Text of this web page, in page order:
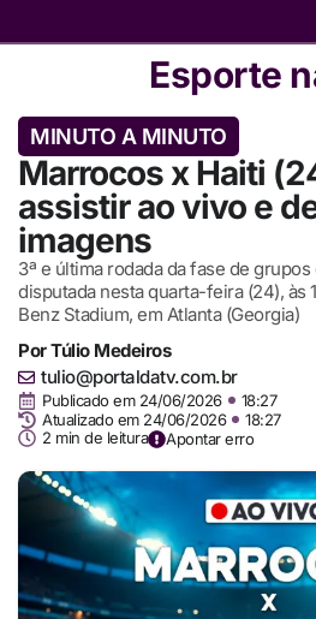
Esporte
MINUTO A MINUTO
Marrocos x Haiti
assistir ao vivo e
imagens
3ª e última rodada da fase de
disputada nesta quarta-feira (24), às
Benz Stadium, em Atlanta (Georgia)
PorTúlio Medeiros
tulio@portaldatv.com.br
Publicado em 24/06/2026
18:27
Atualizado em 24/06/2026
18:27
2 min de leitura
Apontar erro